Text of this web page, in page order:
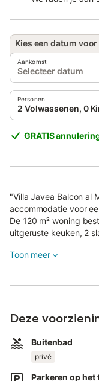
Kies een datum
Aankomst
Selecteer datum
Personen
2 Volwassenen, 0
GRATIS
"Villa Javea Balcon al
accommodatie voor
De 120 m² woning
uitgeruste keuken, 2
Het hoogtepunt van
buitenruimte met een
tuinmeubelen, een
barbecue.
Hier kunt u echt tot
Toon meer
Deze
Buitenbad
privé
Parkeren op het